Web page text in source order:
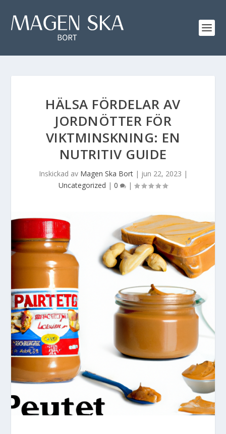
HÄLSA FÖRDELAR AV
JORDNÖTTER FÖR
VIKTMINSKNING: EN
NUTRITIV GUIDE
Inskickad av Magen Ska Bort| jun 22, 2023 |
Uncategorized | 0 |